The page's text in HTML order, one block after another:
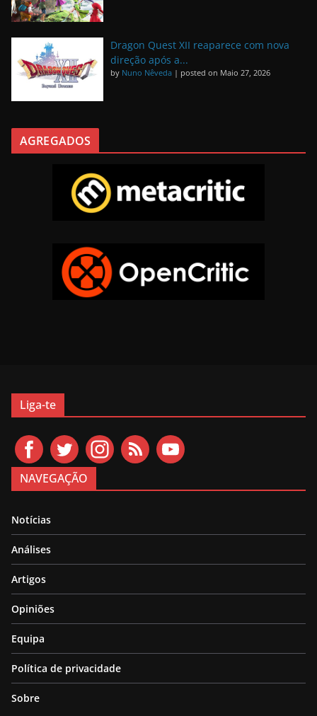
Dragon Quest XII reaparece com nova
direção após a...
by Nuno Nêveda | posted on Maio 27, 2026
AGREGADOS
Liga-te
NAVEGAÇÃO
Notícias
Análises
Artigos
Opiniões
Equipa
Política de privacidade
Sobre